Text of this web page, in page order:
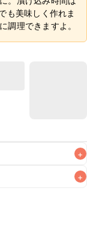
も美味しく作れま
調理できますよ。
+
+
お早めにお召